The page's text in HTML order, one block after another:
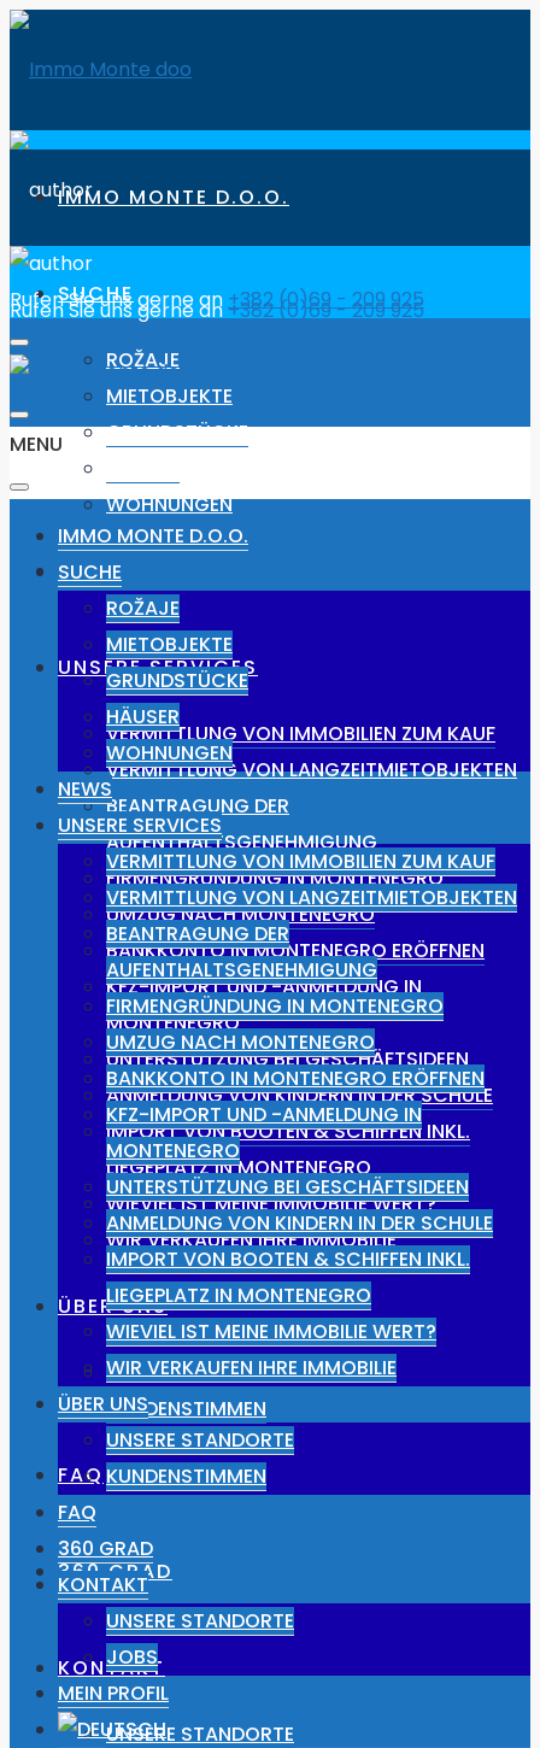
Rufen Sie uns gerne an+382 (0)69 - 209 925
IMMO MONTE D.O.O.
SUCHE
ROŽAJE
MIETOBJEKTE
GRUNDSTÜCKE
WOHNUNGEN
NEWS
UNSERE SERVICES
VERMITTLUNG VON IMMOBILIEN ZUM KAUF
VERMITTLUNG VON LANGZEITMIETOBJEKTEN
BEANTRAGUNG DER
AUFENTHALTSGENEHMIGUNG
FIRMENGRÜNDUNG IN MONTENEGRO
UMZUG NACH MONTENEGRO
BANKKONTO IN MONTENEGRO ERÖFFNEN
KFZ-IMPORT UND -ANMELDUNG IN
MONTENEGRO
UNTERSTÜTZUNG BEI GESCHÄFTSIDEEN
ANMELDUNG VON KINDERN IN DER SCHULE
IMPORT VON BOOTEN & SCHIFFEN INKL.
LIEGEPLATZ IN MONTENEGRO
WIEVIEL IST MEINE IMMOBILIE WERT?
WIR VERKAUFEN IHRE IMMOBILIE
ÜBER UNS
UNSERE STANDORTE
KUNDENSTIMMEN
FAQ
360 GRAD
KONTAKT
UNSERE STANDORTE
Rufen Sie uns gerne an +382 (0)69 - 209 925
MENU
IMMO MONTE D.O.O.
SUCHE
ROŽAJE
MIETOBJEKTE
GRUNDSTÜCKE
HÄUSER
WOHNUNGEN
NEWS
UNSERE SERVICES
VERMITTLUNG VON IMMOBILIEN ZUM KAUF
VERMITTLUNG VON LANGZEITMIETOBJEKTEN
BEANTRAGUNG DER
AUFENTHALTSGENEHMIGUNG
FIRMENGRÜNDUNG IN MONTENEGRO
UMZUG NACH MONTENEGRO
BANKKONTO IN MONTENEGRO ERÖFFNEN
KFZ-IMPORT UND -ANMELDUNG IN
MONTENEGRO
UNTERSTÜTZUNG BEI GESCHÄFTSIDEEN
ANMELDUNG VON KINDERN IN DER SCHULE
IMPORT VON BOOTEN & SCHIFFEN INKL.
LIEGEPLATZ IN MONTENEGRO
WIEVIEL IST MEINE IMMOBILIE WERT?
WIR VERKAUFEN IHRE IMMOBILIE
ÜBER UNS
UNSERE STANDORTE
KUNDENSTIMMEN
FAQ
360 GRAD
KONTAKT
UNSERE STANDORTE
JOBS
MEIN PROFIL